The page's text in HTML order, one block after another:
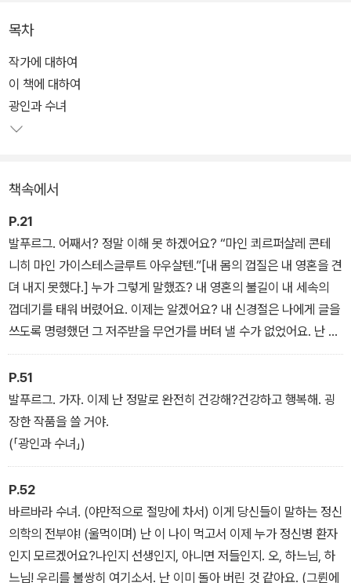
또한 뒤이은 ‘제안들’ 35권으로 작가의 대표적인 장편소설 <탐욕>을
함께 펴낸다. 희곡과 소설 모두 슬라브어권 문학작품을 국내에 오래
알려 온 번역가이자 소설가인 정보라가 한국어로 옮겼다.
목차
작가에 대하여
이 책에 대하여
광인과 수녀
책속에서
P.21
발푸르그. 어째서? 정말 이해 못 하겠어요? “마인 쾨르퍼샬레 콘테
니히 마인 가이스테스글루트 아우샬텐.”[내 몸의 껍질은 내 영혼을 견
뎌 내지 못했다.] 누가 그렇게 말했죠? 내 영혼의 불길이 내 세속의
껍데기를 태워 버렸어요. 이제는 알겠어요? 내 신경절은 나에게 글을
쓰도록 명령했던 그 저주받을 무언가를 버텨 낼 수가 없었어요. 난 중
독되어야만 했어요. 힘을 모아야만 했어요. 나는 원하지 않았지만 그
렇게 해야만 했어요. 하지만 일단 기계 전체가, 낡고 약한 기계가 이토
록 미친 듯이 움직이기 시작하고 나니까, 이제는 더 창작을 하든 안 하
든 계속 움직여야만 해요. 뇌는 바닥까지 닳아 버렸지만 기계는 계속
돌아가죠. 그 때문에 예술가들은 미친 짓을 해야만 하는 거예요. 더 이
상 아무도 통제할 수 없이 공허하게 속력을 내는 엔진을 대체 어떻게
하면 좋겠어요? 커다란 공장 기계실에 기관사가 없는 모습을 상상해
보세요. 모든 계기판의 바늘이 이미 오래전에 빨간 화살표를 넘어섰
는데, 모든 것이 마치 광란하듯이 계속 돌아가는 거예요.
(「광인과 수녀」)
P.51
발푸르그. 가자. 이제 난 정말로 완전히 건강해?건강하고 행복해. 굉
장한 작품을 쓸 거야.
(「광인과 수녀」)
P.52
바르바라 수녀. (야만적으로 절망에 차서) 이게 당신들이 말하는 정신
의학의 전부야! (울먹이며) 난 이 나이 먹고서 이제 누가 정신병 환자
인지 모르겠어요?나인지 선생인지, 아니면 저들인지. 오, 하느님, 하
느님! 우리를 불쌍히 여기소서. 난 이미 돌아 버린 것 같아요. (그륀에